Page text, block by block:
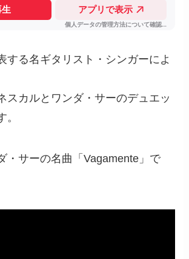
する名ギタリスト・シンガーによ
スカルとワンダ・サーのデュエッ
。
・サーの名曲「Vagamente」で